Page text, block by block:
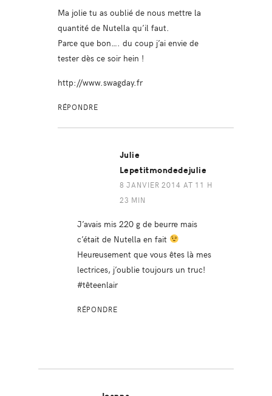
Ma jolie tu as oublié de nous mettre la
quantité de Nutella qu’il faut.
Parce que bon…. du coup j’ai envie de
tester dès ce soir hein !
http://www.swagday.fr
RÉPONDRE
Julie
Lepetitmondedejulie
8 JANVIER 2014 AT 11 H
23 MIN
J’avais mis 220 g de beurre mais
c’était de Nutella en fait
Heureusement que vous êtes là mes
lectrices, j’oublie toujours un truc!
#têteenlair
RÉPONDRE